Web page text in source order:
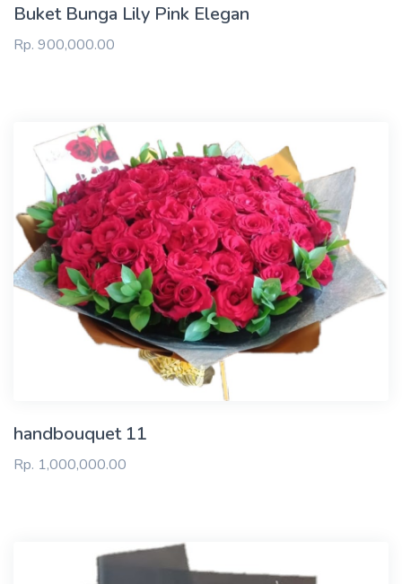
Buket Bunga Lily Pink Elegan
Rp. 900,000.00
handbouquet 11
Rp. 1,000,000.00